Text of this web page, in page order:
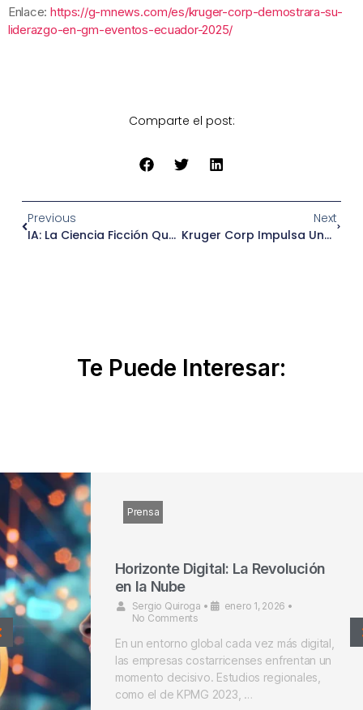
Enlace: https://g-mnews.com/es/kruger-corp-demostrara-su-
liderazgo-en-gm-eventos-ecuador-2025/
Comparte el post:
Previous
IA: La Ciencia Ficción Que Se Convirtió En Ciencia Real
Next
Kruger Corp Impulsa Una Competitividad Más Humana En El Intercambio De Las Américas (OEA)
Te Puede Interesar:
Prensa
Somos la empresa #1 en mejor
reputación corporativa en
tecnología
Kruger Corporation
Estamos emocionados de compartir que
hemos sido reconocidos por Merco
Empresarial como una de las empresas